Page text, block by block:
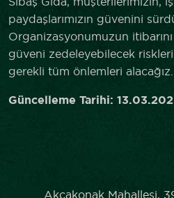
paydaşlarımızın güvenini
Organizasyonumuzun
güveni zedeleyebilecek
gerekli tüm önlemleri alacağız.
Güncelleme Tarihi:
Akcakonak Mahallesi,